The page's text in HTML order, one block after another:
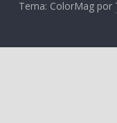
Tema: ColorMag por